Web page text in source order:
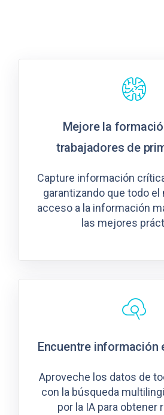
Mejore la
trabajadores de
Capture información
garantizando que todo el
acceso a la información
las mejores
Encuentre información
Aproveche los datos de
con la búsqueda
por la IA para obtener